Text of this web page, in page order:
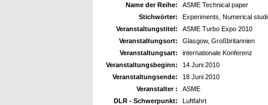
Name der Reihe:
ASME Technical paper
Stichwörter:
Experiments, Numerical
Veranstaltungstitel:
ASME Turbo Expo 2010
Veranstaltungsort:
Glasgow, Großbritannien
Veranstaltungsart:
internationale Konferenz
Veranstaltungsbeginn:
14 Juni 2010
Veranstaltungsende:
18 Juni 2010
Veranstalter :
ASME
DLR - Schwerpunkt:
Luftfahrt